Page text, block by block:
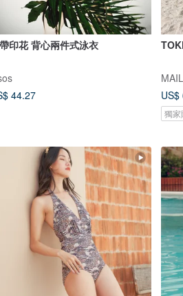
印花 背心兩件式泳衣
44.27
US$
獨家